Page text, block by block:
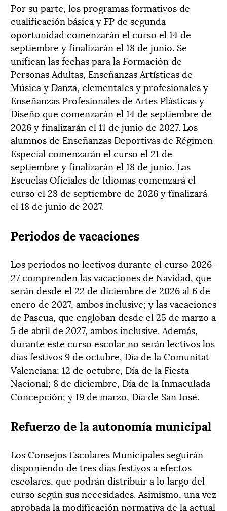
Por su parte, los programas formativos de
cualificación básica y FP de segunda
oportunidad comenzarán el curso el 14 de
septiembre y finalizarán el 18 de junio. Se
unifican las fechas para la Formación de
Personas Adultas, Enseñanzas Artísticas de
Música y Danza, elementales y profesionales y
Enseñanzas Profesionales de Artes Plásticas y
Diseño que comenzarán el 14 de septiembre de
2026 y finalizarán el 11 de junio de 2027. Los
alumnos de Enseñanzas Deportivas de Régimen
Especial comenzarán el curso el 21 de
septiembre y finalizarán el 18 de junio. Las
Escuelas Oficiales de Idiomas comenzará el
curso el 28 de septiembre de 2026 y finalizará
el 18 de junio de 2027.
Periodos de vacaciones
Los periodos no lectivos durante el curso 2026-
27 comprenden las vacaciones de Navidad, que
serán desde el 22 de diciembre de 2026 al 6 de
enero de 2027, ambos inclusive; y las vacaciones
de Pascua, que engloban desde el 25 de marzo a
5 de abril de 2027, ambos inclusive. Además,
durante este curso escolar no serán lectivos los
días festivos 9 de octubre, Día de la Comunitat
Valenciana; 12 de octubre, Día de la Fiesta
Nacional; 8 de diciembre, Día de la Inmaculada
Concepción; y 19 de marzo, Día de San José.
Refuerzo de la autonomía municipal
Los Consejos Escolares Municipales seguirán
disponiendo de tres días festivos a efectos
escolares, que podrán distribuir a lo largo del
curso según sus necesidades. Asimismo, una vez
aprobada la modificación normativa de la actual